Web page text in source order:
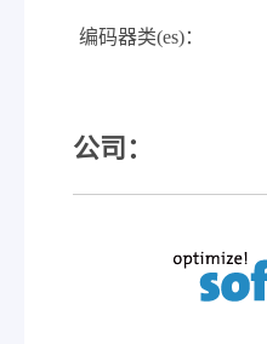
编码器类(es)：
公司：